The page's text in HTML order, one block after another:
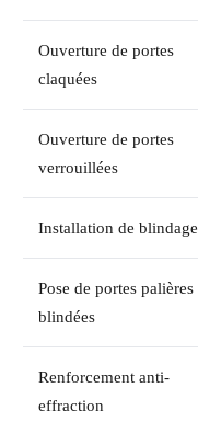
Ouverture de portes
claquées
Ouverture de portes
verrouillées
Installation de blindage
Pose de portes palières
blindées
Renforcement anti-
effraction